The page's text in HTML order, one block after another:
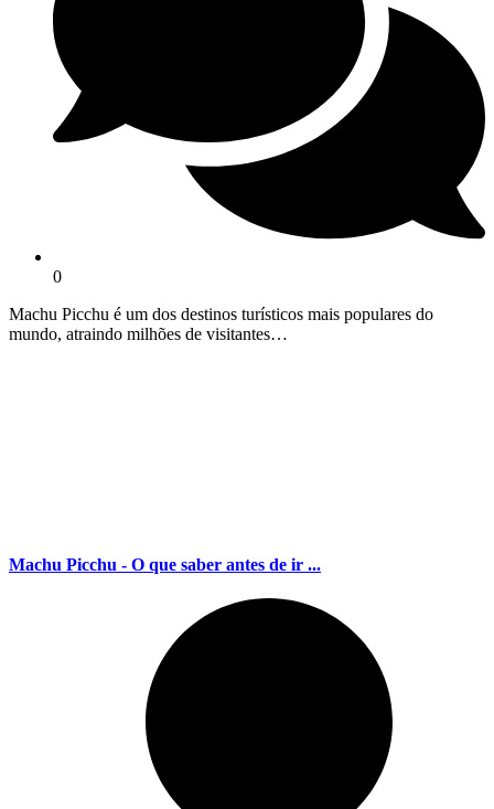
0
Machu Picchu é um dos destinos turísticos mais populares do
mundo, atraindo milhões de visitantes…
Machu Picchu - O que saber antes de ir ...